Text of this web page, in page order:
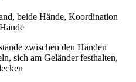
beide Hände, Koordination
zwischen den Händen
sich am Geländer festhalten,